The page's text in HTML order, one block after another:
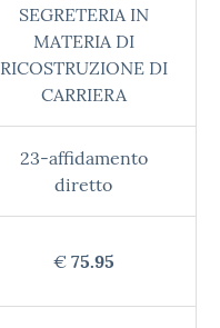
SEGRETERIA IN
MATERIA DI
RICOSTRUZIONE DI
CARRIERA
23-affidamento
diretto
€ 75.95